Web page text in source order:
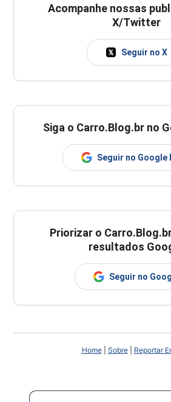
Acompanhe nossas
X/Twitter
Seguir no X
Siga o Carro.Blog.br no
Seguir no Google
Priorizar o
resultados
Seguir no
Home| Sobre| Reportar